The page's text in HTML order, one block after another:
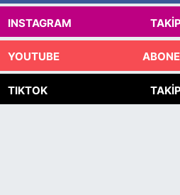
INSTAGRAM
YOUTUBE
TIKTOK